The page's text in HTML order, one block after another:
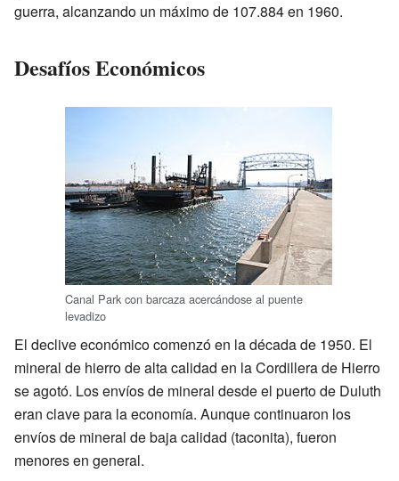
guerra, alcanzando un máximo de 107.884 en 1960.
Desafíos Económicos
Canal Park con barcaza acercándose al puente
levadizo
El declive económico comenzó en la década de 1950. El
mineral de hierro de alta calidad en la Cordillera de Hierro
se agotó. Los envíos de mineral desde el puerto de Duluth
eran clave para la economía. Aunque continuaron los
envíos de mineral de baja calidad (taconita), fueron
menores en general.